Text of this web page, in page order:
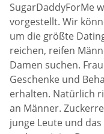
SugarDaddyForMe
vorgestellt. Wir
um die größte
reichen, reifen
Damen suchen.
Geschenke und
erhalten. Natürlich
an Männer.
junge Leute und